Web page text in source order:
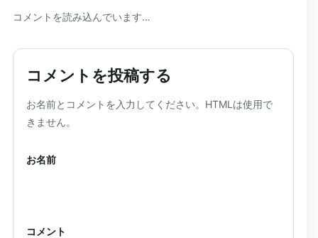
コメントを読み込んでいます…
コメントを投稿する
お名前とコメントを入力してください。HTMLは使用で
きません。
お名前
コメント
ウェブサイト